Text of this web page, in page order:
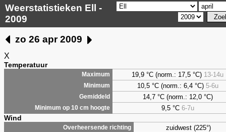
Weerstatistieken Ell -
2009
zo 26 apr 2009
X
Temperatuur
Maximum 19,9 °C (norm.: 17,5 °C) 13-14u
Minimum 10,5 °C (norm.: 6,4 °C) 5-6u
Gemiddeld 14,7 °C (norm.: 12,0 °C)
Minimum op 10 cm hoogte 9,5°C 6-7u
Wind
Overheersende richting zuidwest (225°)